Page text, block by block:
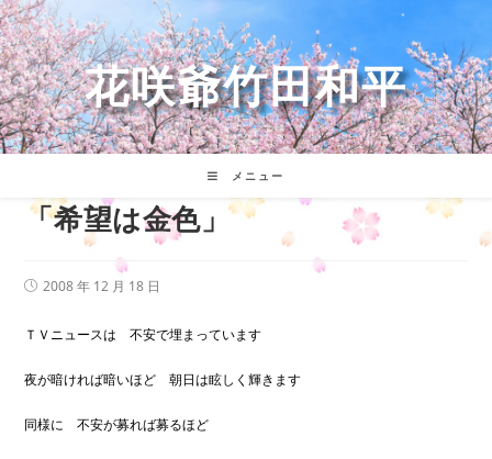
コ
ン
テ
ン
ツ
へ
ス
花咲爺竹田和平
メニュー
「希望は金色」
投
開
2008 年 12 月 18 日
ＴＶニュースは 不安で埋まっています
夜が暗ければ暗いほど 朝日は眩しく輝きます
同様に 不安が募れば募るほど